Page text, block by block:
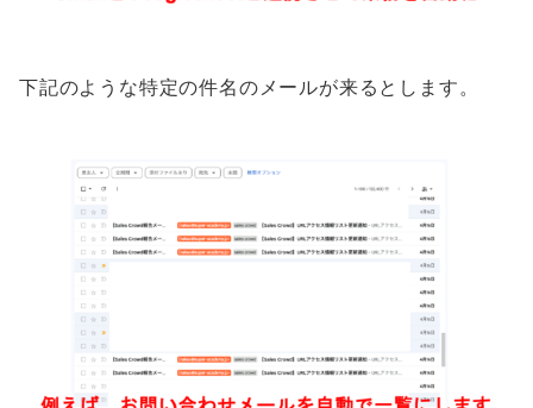
下記のような特定の件名のメールが来るとします。